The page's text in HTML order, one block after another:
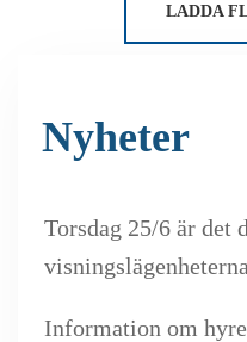
LADDA
Nyheter
Torsdag 25/6 är det
Information om